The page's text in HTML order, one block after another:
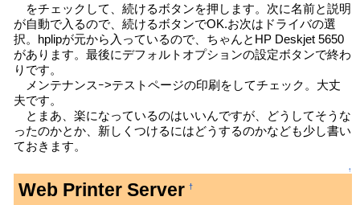
をチェックして、続けるボタンを押します。次に名前と説明
が自動で入るので、続けるボタンでOK.お次はドライバの選
択。hplipが元から入っているので、ちゃんとHP Deskjet 5650
があります。最後にデフォルトオプションの設定ボタンで終わ
りです。
メンテナンスｰ>テストページの印刷をしてチェック。大丈
夫です。
とまあ、楽になっているのはいいんですが、どうしてそうな
ったのかとか、新しくつけるにはどうするのかなども少し書い
ておきます。
↑
Web Printer Server †